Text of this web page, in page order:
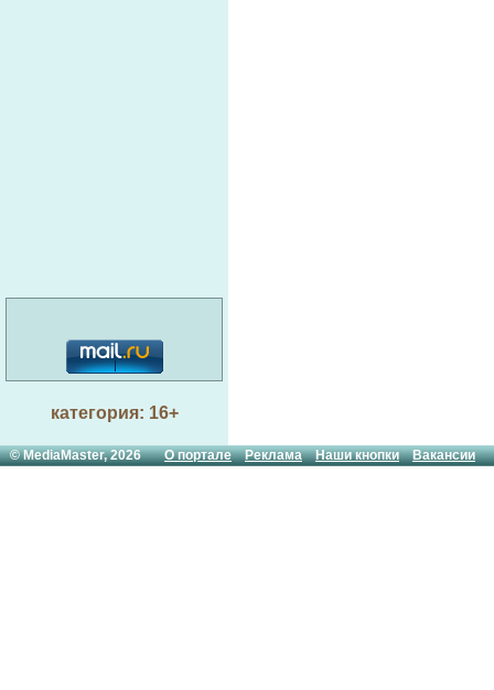
категория: 16+
© MediaMaster, 2026О портале Реклама Наши кнопки Вакансии